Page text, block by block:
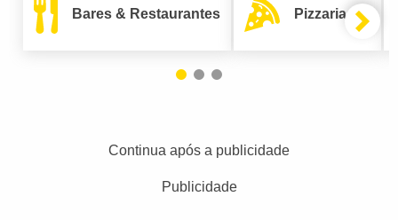
Bares & Restaurantes Pizzarias
Continua após a publicidade
Publicidade